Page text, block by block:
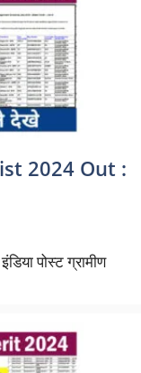
2024 Out :
पोस्ट ग्रामीण